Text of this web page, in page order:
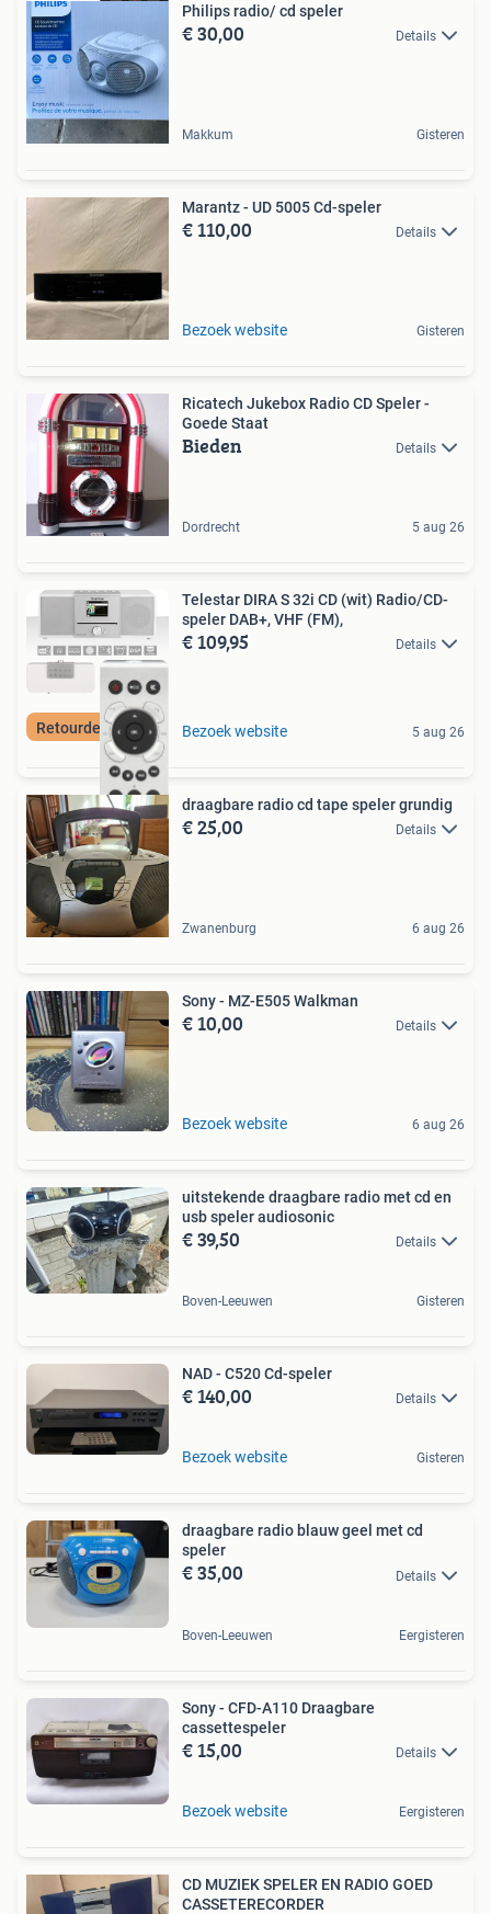
Philips radio/ cd speler
€ 30,00 Details
Makkum Gisteren
Marantz - UD 5005 Cd-speler
€ 110,00 Details
Bezoek website Gisteren
Ricatech Jukebox Radio CD Speler -
Goede Staat
Bieden Details
Dordrecht 5 aug 26
Retourdeal Korting
Telestar DIRA S 32i CD (wit) Radio/CD-
speler DAB+, VHF (FM),
€ 109,95 Details
Bezoek website 5 aug 26
draagbare radio cd tape speler grundig
€ 25,00 Details
Zwanenburg 6 aug 26
Sony - MZ-E505 Walkman
€ 10,00 Details
Bezoek website 6 aug 26
uitstekende draagbare radio met cd en
usb speler audiosonic
€ 39,50 Details
Boven-Leeuwen Gisteren
NAD - C520 Cd-speler
€ 140,00 Details
Bezoek website Gisteren
draagbare radio blauw geel met cd
speler
€ 35,00 Details
Boven-Leeuwen Eergisteren
Sony - CFD-A110 Draagbare
cassettespeler
€ 15,00 Details
Bezoek website Eergisteren
CD MUZIEK SPELER EN RADIO GOED
CASSETERECORDER